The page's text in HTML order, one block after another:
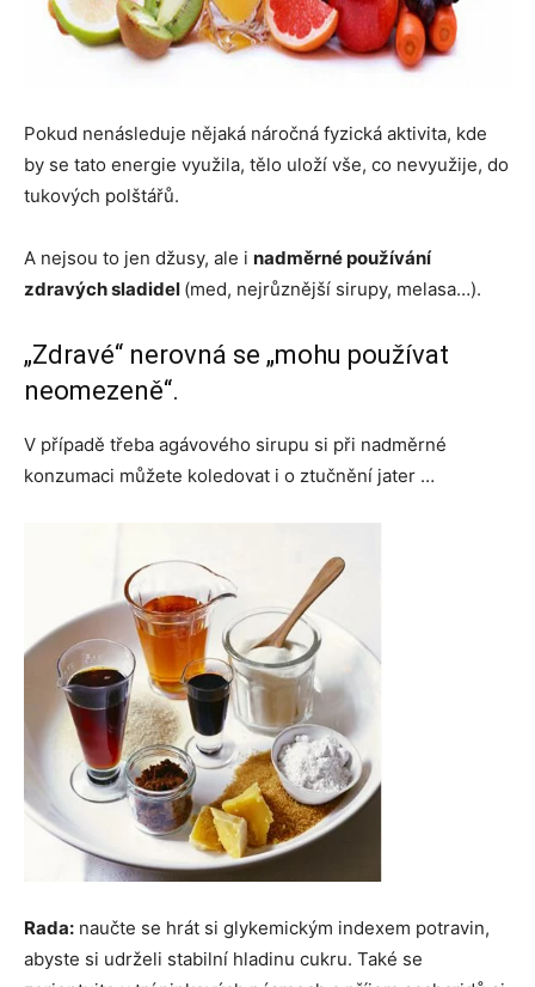
Pokud nenásleduje nějaká náročná fyzická aktivita, kde
by se tato energie využila, tělo uloží vše, co nevyužije, do
tukových polštářů.
A nejsou to jen džusy, ale i nadměrné používání
zdravých sladidel (med, nejrůznější sirupy, melasa…).
„Zdravé“ nerovná se „mohu používat
neomezeně“.
V případě třeba agávového sirupu si při nadměrné
konzumaci můžete koledovat i o ztučnění jater …
Rada: naučte se hrát si glykemickým indexem potravin,
abyste si udrželi stabilní hladinu cukru. Také se